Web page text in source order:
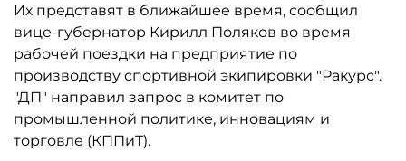
Их представят в ближайшее время, сообщил
вице-губернатор Кирилл Поляков во время
рабочей поездки на предприятие по
производству спортивной экипировки "Ракурс".
"ДП" направил запрос в комитет по
промышленной политике, инновациям и
торговле (КППиТ).